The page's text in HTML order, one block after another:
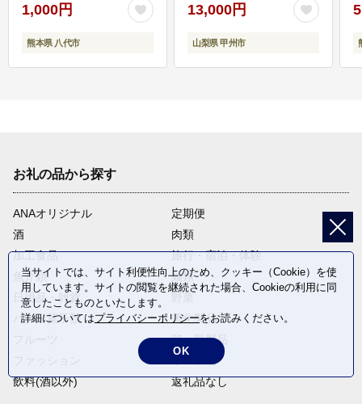
1,000円
熊本県 八代市
13,000円
山梨県 甲州市
お礼の品から探す
ANAオリジナル
定期便
酒
肉類
加工食品
旅行・宿泊・体験
魚介類
麺類
日用品・雑貨
パン・菓子類
電化製品
卵・乳製品
飲料(酒以外)
返礼品なし
当サイトでは、サイト利便性向上のため、クッキー（Cookie）を使
用しています。サイトの閲覧を継続された場合、Cookieの利用に同
意したことものといたします。
詳細についてはプライバシーポリシーをお読みください。
OK